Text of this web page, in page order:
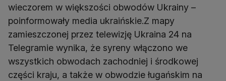
wieczorem w większości obwodów Ukrainy –
poinformowały media ukraińskie.Z mapy
zamieszczonej przez telewizję Ukraina 24 na
Telegramie wynika, że syreny włączono we
wszystkich obwodach zachodniej i środkowej
części kraju, a także w obwodzie ługańskim na